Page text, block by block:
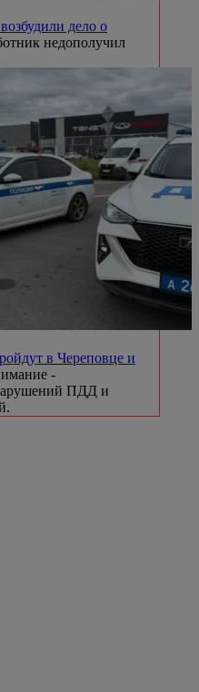
дело о
недополучил
в Череповце и
-
ПДД и